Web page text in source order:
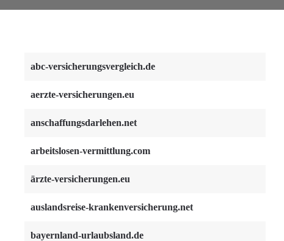
abc-versicherungsvergleich.de
aerzte-versicherungen.eu
anschaffungsdarlehen.net
arbeitslosen-vermittlung.com
ärzte-versicherungen.eu
auslandsreise-krankenversicherung.net
bayernland-urlaubsland.de